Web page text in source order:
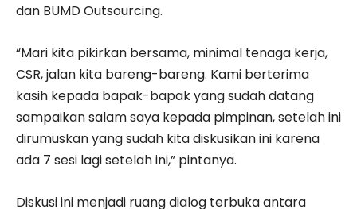
dan BUMD Outsourcing.
“Mari kita pikirkan bersama, minimal tenaga kerja,
CSR, jalan kita bareng-bareng. Kami berterima
kasih kepada bapak-bapak yang sudah datang
sampaikan salam saya kepada pimpinan, setelah ini
dirumuskan yang sudah kita diskusikan ini karena
ada 7 sesi lagi setelah ini,” pintanya.
Diskusi ini menjadi ruang dialog terbuka antara